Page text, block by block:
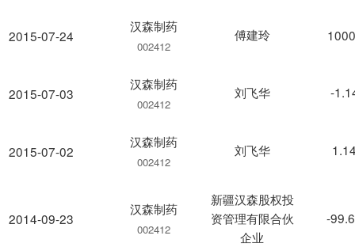
2015-07-24
2015-07-03
2015-07-02
2014-09-23
汉森制药
002412
傅建玲
汉森制药
002412
刘飞华 -
汉森制药
002412
刘飞华
汉森制药
002412
新疆汉森股权投
资管理有限合伙
企业
-